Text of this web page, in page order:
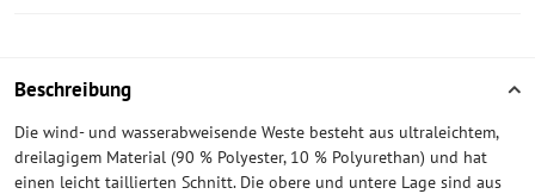
Beschreibung
Die wind- und wasserabweisende Weste besteht aus ultraleichtem,
dreilagigem Material (90 % Polyester, 10 % Polyurethan) und hat
einen leicht taillierten Schnitt. Die obere und untere Lage sind aus